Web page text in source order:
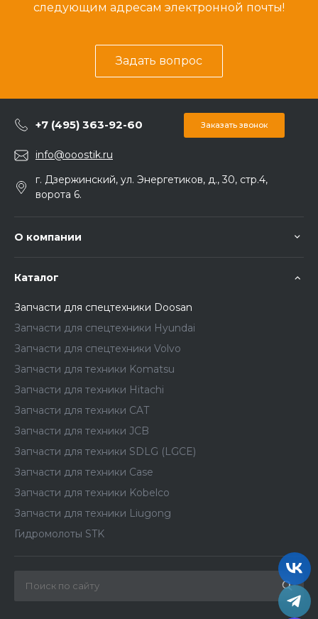
следующим адресам электронной почты!
Задать вопрос
+7 (495) 363-92-60 Заказать звонок
info@ooostik.ru
г. Дзержинский, ул. Энергетиков, д., 30, стр.4,
ворота 6.
О компании
Каталог
Запчасти для спецтехники Doosan
Запчасти для спецтехники Hyundai
Запчасти для спецтехники Volvo
Запчасти для техники Komatsu
Запчасти для техники Hitachi
Запчасти для техники CAT
Запчасти для техники JCB
Запчасти для техники SDLG (LGCE)
Запчасти для техники Case
Запчасти для техники Kobelco
Запчасти для техники Liugong
Гидромолоты STK